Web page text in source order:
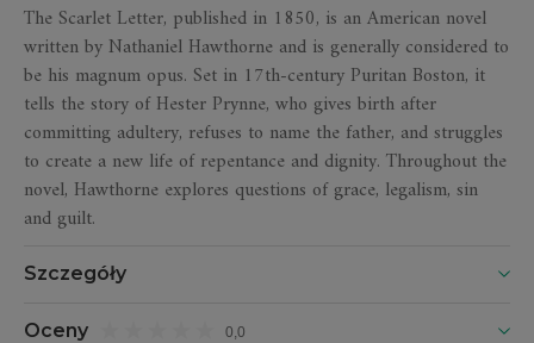
The Scarlet Letter, published in 1850, is an American novel
written by Nathaniel Hawthorne and is generally considered to
be his magnum opus. Set in 17th-century Puritan Boston, it
tells the story of Hester Prynne, who gives birth after
committing adultery, refuses to name the father, and struggles
to create a new life of repentance and dignity. Throughout the
novel, Hawthorne explores questions of grace, legalism, sin
and guilt.
Szczegóły
Oceny 0,0